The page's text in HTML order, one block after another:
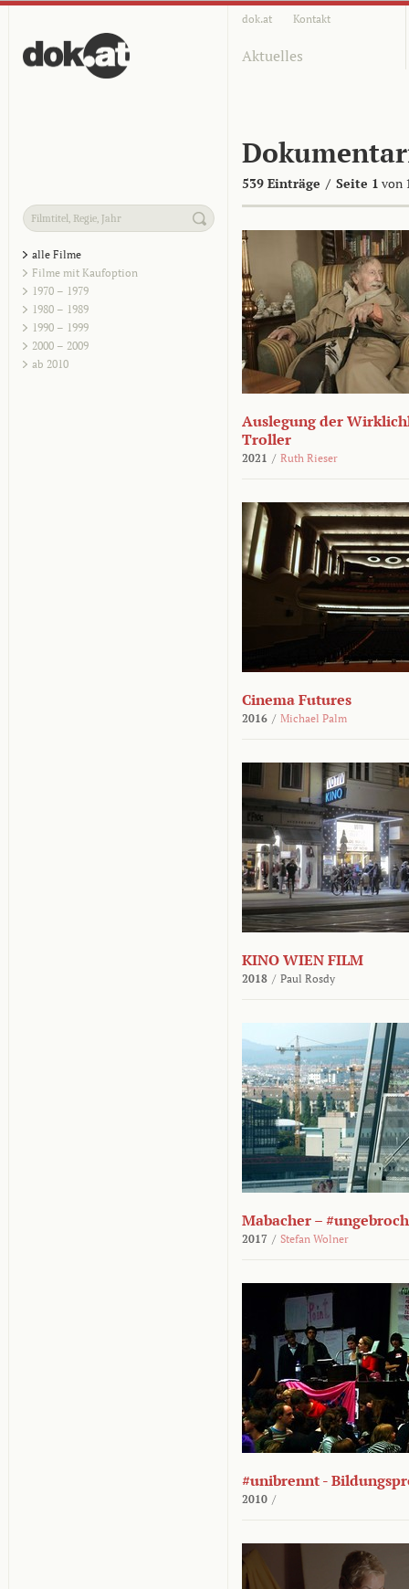
dok.at Kontakt
Aktuelles
539 Einträge / Seite 1 von
alle Filme
Filme mit Kaufoption
1970 – 1979
1980 – 1989
1990 – 1999
2000 – 2009
ab 2010
Auslegung der
Troller
2021 / Ruth Rieser
Cinema Futures
2016 / Michael Palm
KINO WIEN FILM
2018 / Paul Rosdy
Mabacher –
2017 / Stefan Wolner
#unibrennt -
2010 /